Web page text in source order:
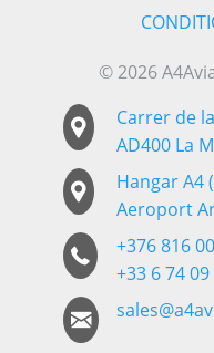
© 2026
Carrer de
AD400 La
Hangar A4
Aeroport
+376 816
+33 6 74